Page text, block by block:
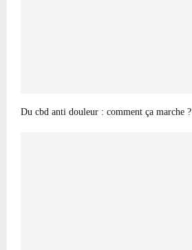
Du cbd anti douleur : comment ça marche ?